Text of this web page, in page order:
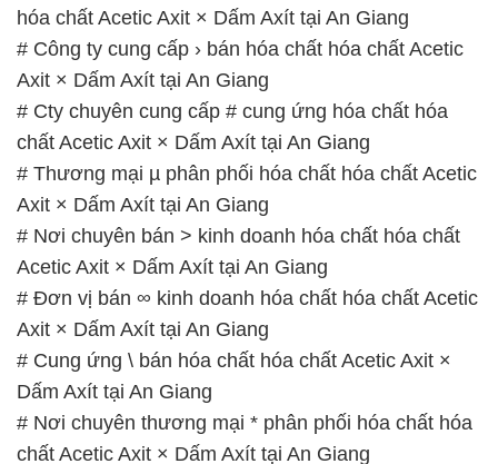
hóa chất Acetic Axit × Dấm Axít tại An Giang
# Công ty cung cấp › bán hóa chất hóa chất Acetic
Axit × Dấm Axít tại An Giang
# Cty chuyên cung cấp # cung ứng hóa chất hóa
chất Acetic Axit × Dấm Axít tại An Giang
# Thương mại µ phân phối hóa chất hóa chất Acetic
Axit × Dấm Axít tại An Giang
# Nơi chuyên bán > kinh doanh hóa chất hóa chất
Acetic Axit × Dấm Axít tại An Giang
# Đơn vị bán ∞ kinh doanh hóa chất hóa chất Acetic
Axit × Dấm Axít tại An Giang
# Cung ứng \ bán hóa chất hóa chất Acetic Axit ×
Dấm Axít tại An Giang
# Nơi chuyên thương mại * phân phối hóa chất hóa
chất Acetic Axit × Dấm Axít tại An Giang